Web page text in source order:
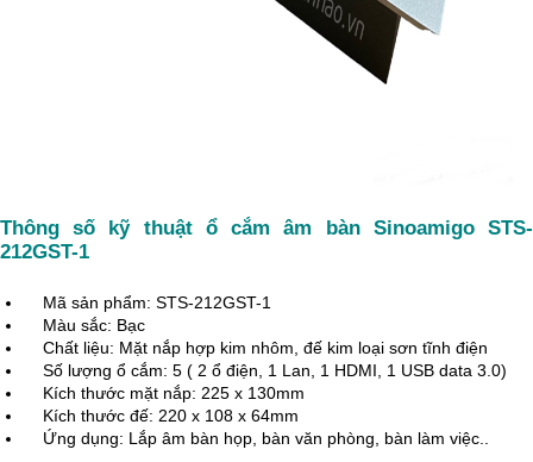
Thông số kỹ thuật ổ cắm âm bàn Sinoamigo STS-
212GST-1
Mã sản phẩm: STS-212GST-1
    Màu sắc: Bạc
    Chất liệu: Mặt nắp hợp kim nhôm, đế kim loại sơn tĩnh điện
    Số lượng ổ cắm: 5 ( 2 ổ điện, 1 Lan, 1 HDMI, 1 USB data 3.0)
    Kích thước mặt nắp: 225 x 130mm
    Kích thước đế: 220 x 108 x 64mm
    Ứng dụng: Lắp âm bàn họp, bàn văn phòng, bàn làm việc..